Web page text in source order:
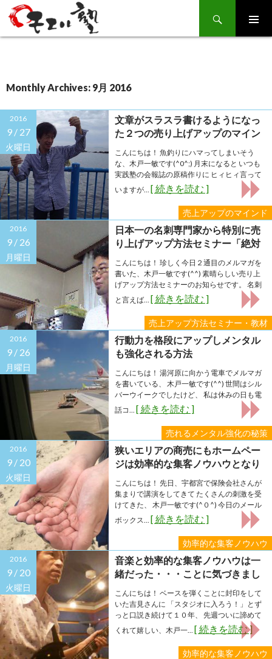
Search
SKIP
TO
Monthly Archives: 9月 2016
2016
9 / 27
火曜日
売上アップのマインド
文章がスラスラ書けるようになっ
た２つの売り上げアップのマイン
こんにちは！ 魚釣りにハマってしまいそう
な、木戸一敏です(^0^;) 月末になると いつも
実践塾の会報誌の原稿作りに ヒィヒィ言って
いますが... [ 続きを読む ]
2016
9 / 26
月曜日
売上アップ方法セミナー・教材
日本一の名刺専門家から特別に売
り上げアップ方法セミナー「絶対
受注名刺の作成法」が学べます
こんにちは！ 珍しく今日２通目のメルマガを
書いた、木戸一敏です(^^) 素晴らしい売り上
げアップ方法セミナーのお知らせです。 名刺
と言えば... [ 続きを読む ]
2016
9 / 26
月曜日
売れるメンタル強化の秘策
行動力を格段にアップしメンタル
も強化される方法
こんにちは！ 湯河原に向かう電車でメルマガ
を書いている、 木戸一敏です(^^) 世間はシル
バーウイークでしたけど、 私は休みの日も電
話コ... [ 続きを読む ]
2016
9 / 20
火曜日
効率的な集客ノウハウ
狭いエリアの商売にもホームペー
ジは効率的な集客ノウハウとなり
えるのか？
こんにちは！ 先日、宇都宮で保険会社さんが
集まりで講演をしてきて たくさんの刺激を受
けてきた、 木戸一敏です(^０^) 今日のメール
ボックス... [ 続きを読む ]
2016
9 / 20
火曜日
効率的な集客ノウハウ
音楽と効率的な集客ノウハウは一
緒だった・・・ことに気づきまし
こんにちは！ ベースを弾くことに封印をして
いた吉見さんに 「スタジオに入ろう！」とず
っと口説き続けて１０年、 先週ついに諦めて
くれて嬉しい、木戸一... [ 続きを読む ]